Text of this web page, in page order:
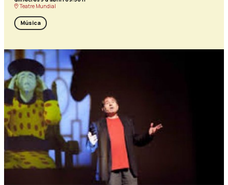
Teatre Mundial
Música